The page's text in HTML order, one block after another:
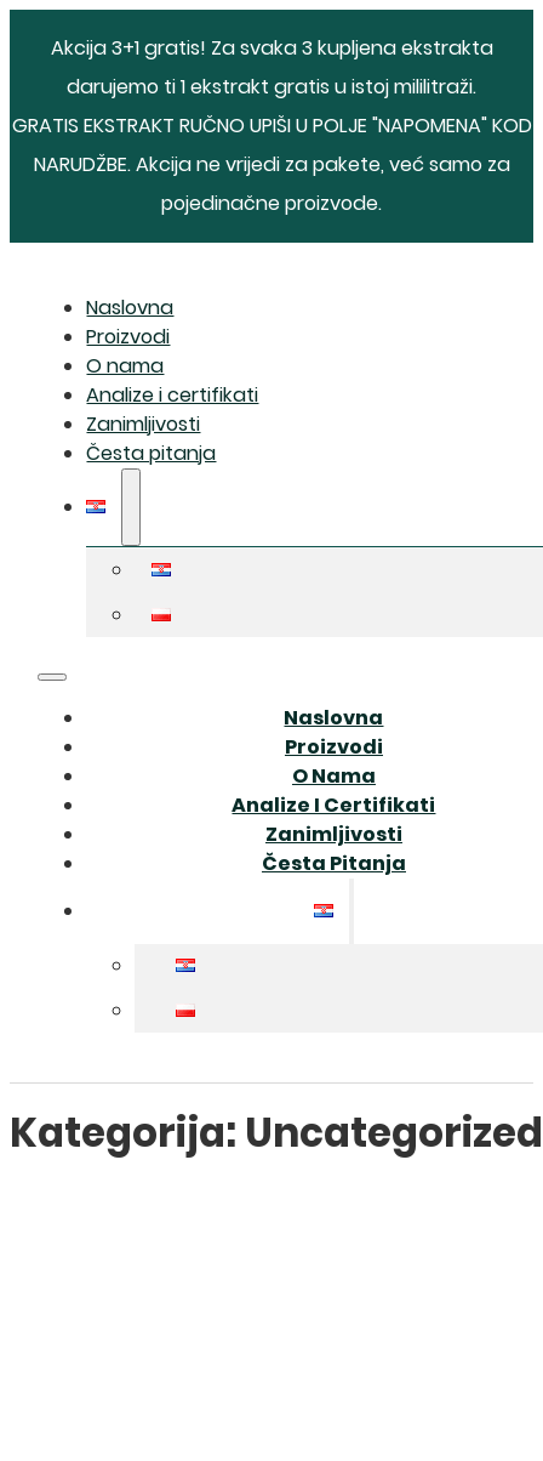
Akcija 3+1 gratis! Za svaka 3 kupljena ekstrakta
darujemo ti 1 ekstrakt gratis u istoj mililitraži.
GRATIS EKSTRAKT RUČNO UPIŠI U POLJE "NAPOMENA" KOD
NARUDŽBE. Akcija ne vrijedi za pakete, već samo za
pojedinačne proizvode.
Naslovna
Proizvodi
O nama
Analize i certifikati
Zanimljivosti
Česta pitanja
Naslovna
Proizvodi
O Nama
Analize I Certifikati
Zanimljivosti
Česta Pitanja
Kategorija: Uncategorized